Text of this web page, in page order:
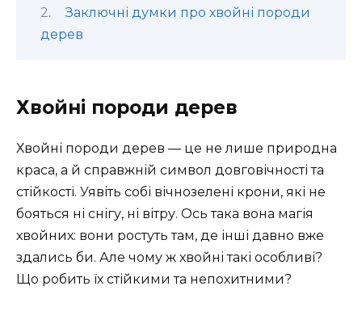
Заключні думки про хвойні породи
дерев
Хвойні породи дерев
Хвойні породи дерев — це не лише природна
краса, а й справжній символ довговічності та
стійкості. Уявіть собі вічнозелені крони, які не
бояться ні снігу, ні вітру. Ось така вона магія
хвойних: вони ростуть там, де інші давно вже
здались би. Але чому ж хвойні такі особливі?
Що робить їх стійкими та непохитними?